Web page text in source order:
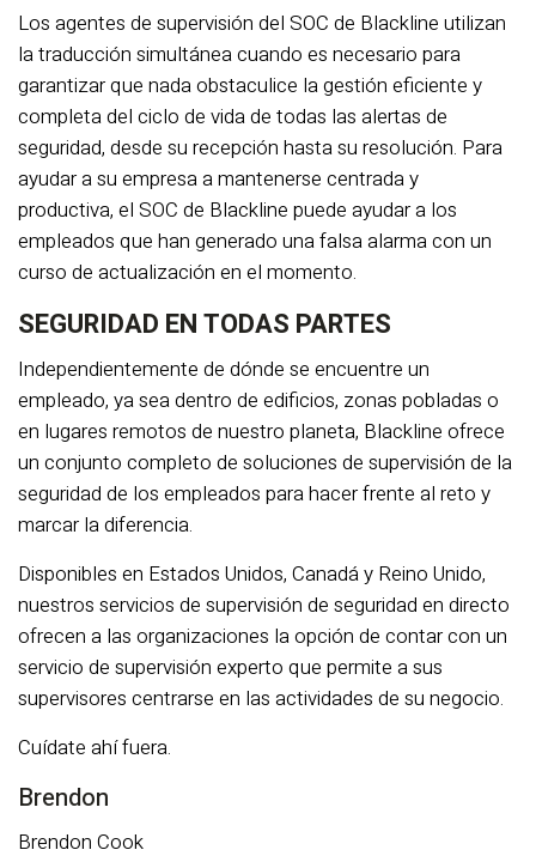
Los agentes de supervisión del SOC de Blackline utilizan
la traducción simultánea cuando es necesario para
garantizar que nada obstaculice la gestión eficiente y
completa del ciclo de vida de todas las alertas de
seguridad, desde su recepción hasta su resolución. Para
ayudar a su empresa a mantenerse centrada y
productiva, el SOC de Blackline puede ayudar a los
empleados que han generado una falsa alarma con un
curso de actualización en el momento.
SEGURIDAD EN TODAS PARTES
Independientemente de dónde se encuentre un
empleado, ya sea dentro de edificios, zonas pobladas o
en lugares remotos de nuestro planeta, Blackline ofrece
un conjunto completo de soluciones de supervisión de la
seguridad de los empleados para hacer frente al reto y
marcar la diferencia.
Disponibles en Estados Unidos, Canadá y Reino Unido,
nuestros servicios de supervisión de seguridad en directo
ofrecen a las organizaciones la opción de contar con un
servicio de supervisión experto que permite a sus
supervisores centrarse en las actividades de su negocio.
Cuídate ahí fuera.
Brendon
Brendon Cook